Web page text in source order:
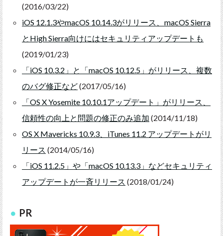
(2016/03/22)
iOS 12.1.3やmacOS 10.14.3がリリース、macOS Sierra
とHigh Sierra向けにはセキュリティアップデートも
(2019/01/23)
「iOS 10.3.2」と「macOS 10.12.5」がリリース、複数
のバグ修正など(2017/05/16)
「OS X Yosemite 10.10.1アップデート」がリリース、
信頼性の向上と問題の修正のみ追加 (2014/11/18)
OS X Mavericks 10.9.3、iTunes 11.2 アップデートがリ
リース (2014/05/16)
「iOS 11.2.5」や「macOS 10.13.3」などセキュリティ
アップデートが一斉リリース (2018/01/24)
PR